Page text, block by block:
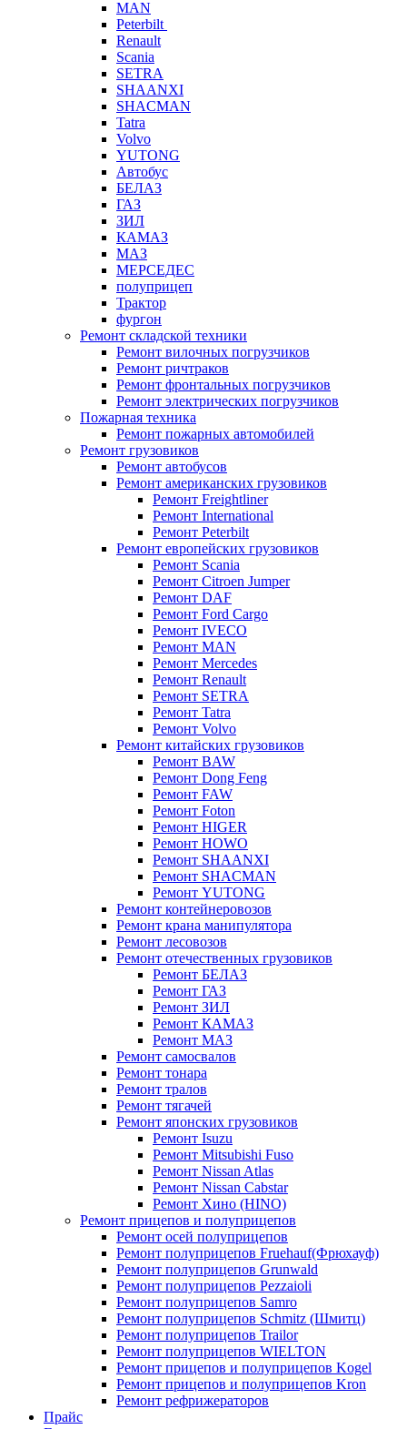
MAN
Peterbilt
Renault
Scania
SETRA
SHAANXI
SHACMAN
Tatra
Volvo
YUTONG
Автобус
БЕЛАЗ
ГАЗ
ЗИЛ
КАМАЗ
МАЗ
МЕРСЕДЕС
полуприцеп
Трактор
фургон
Ремонт складской техники
Ремонт вилочных погрузчиков
Ремонт ричтраков
Ремонт фронтальных погрузчиков
Ремонт электрических погрузчиков
Пожарная техника
Ремонт пожарных автомобилей
Ремонт грузовиков
Ремонт автобусов
Ремонт американских грузовиков
Ремонт Freightliner
Ремонт International
Ремонт Peterbilt
Ремонт европейских грузовиков
Ремонт Scania
Ремонт Citroen Jumper
Ремонт DAF
Ремонт Ford Cargo
Ремонт IVECO
Ремонт MAN
Ремонт Mercedes
Ремонт Renault
Ремонт SETRA
Ремонт Tatra
Ремонт Volvo
Ремонт китайских грузовиков
Ремонт BAW
Ремонт Dong Feng
Ремонт FAW
Ремонт Foton
Ремонт HIGER
Ремонт HOWO
Ремонт SHAANXI
Ремонт SHACMAN
Ремонт YUTONG
Ремонт контейнеровозов
Ремонт крана манипулятора
Ремонт лесовозов
Ремонт отечественных грузовиков
Ремонт БЕЛАЗ
Ремонт ГАЗ
Ремонт ЗИЛ
Ремонт КАМАЗ
Ремонт МАЗ
Ремонт самосвалов
Ремонт тонара
Ремонт тралов
Ремонт тягачей
Ремонт японских грузовиков
Ремонт Isuzu
Ремонт Mitsubishi Fuso
Ремонт Nissan Atlas
Ремонт Nissan Cabstar
Ремонт Хино (HINO)
Ремонт прицепов и полуприцепов
Ремонт осей полуприцепов
Ремонт полуприцепов Fruehauf(Фрюхауф)
Ремонт полуприцепов Grunwald
Ремонт полуприцепов Pezzaioli
Ремонт полуприцепов Samro
Ремонт полуприцепов Schmitz (Шмитц)
Ремонт полуприцепов Trailor
Ремонт полуприцепов WIELTON
Ремонт прицепов и полуприцепов Kogel
Ремонт прицепов и полуприцепов Kron
Ремонт рефрижераторов
Прайс